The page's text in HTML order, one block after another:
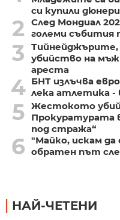
си купили
2
След Мондиал
големи събития
3
убийство на
ареста
4 БНТ излъчва
лека атлетика
5 Жестокото
Прокуратурата
под стража“
6 "Майко, искам да
обратен път
НАЙ-ЧЕТЕНИ